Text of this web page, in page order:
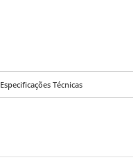
Especificações Técnicas